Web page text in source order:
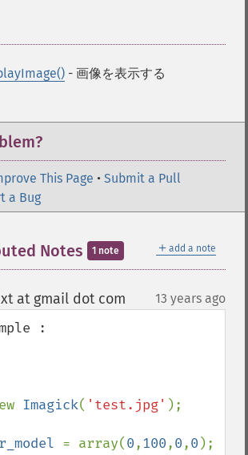
- 画像を表示する
This Page • Submit a Pull
a Bug
＋ add a note
Notes 1 note
at gmail dot com 13 years ago
:
Imagick( 'test.jpg' );
= array(0,100,0,0 );